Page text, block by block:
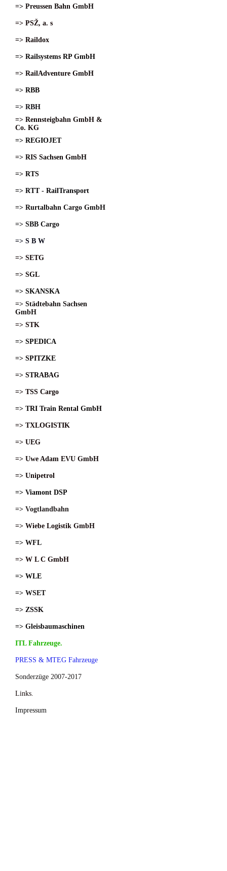
=> Preussen Bahn GmbH
=> PSŽ, a. s
=> Raildox
=> Railsystems RP GmbH
=> RailAdventure GmbH
=> RBB
=> RBH
=> Rennsteigbahn GmbH &
Co. KG
=> REGIOJET
=> RIS Sachsen GmbH
=> RTS
=> RTT - RailTransport
=> Rurtalbahn Cargo GmbH
=> SBB Cargo
=> S B W
=> SETG
=> SGL
=> SKANSKA
=> Städtebahn Sachsen
GmbH
=> STK
=> SPEDICA
=> SPITZKE
=> STRABAG
=> TSS Cargo
=> TRI Train Rental GmbH
=> TXLOGISTIK
=> UEG
=> Uwe Adam EVU GmbH
=> Unipetrol
=> Viamont DSP
=> Vogtlandbahn
=> Wiebe Logistik GmbH
=> WFL
=> W L C GmbH
=> WLE
=> WSET
=> ZSSK
=> Gleisbaumaschinen
ITL Fahrzeuge.
PRESS & MTEG Fahrzeuge
Sonderzüge 2007-2017
Links.
Impressum